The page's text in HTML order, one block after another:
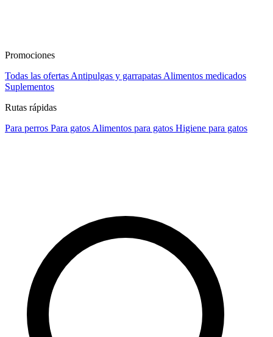
Promociones
Todas las ofertas Antipulgas y garrapatas Alimentos medicados
Suplementos
Rutas rápidas
Para perros Para gatos Alimentos para gatos Higiene para gatos